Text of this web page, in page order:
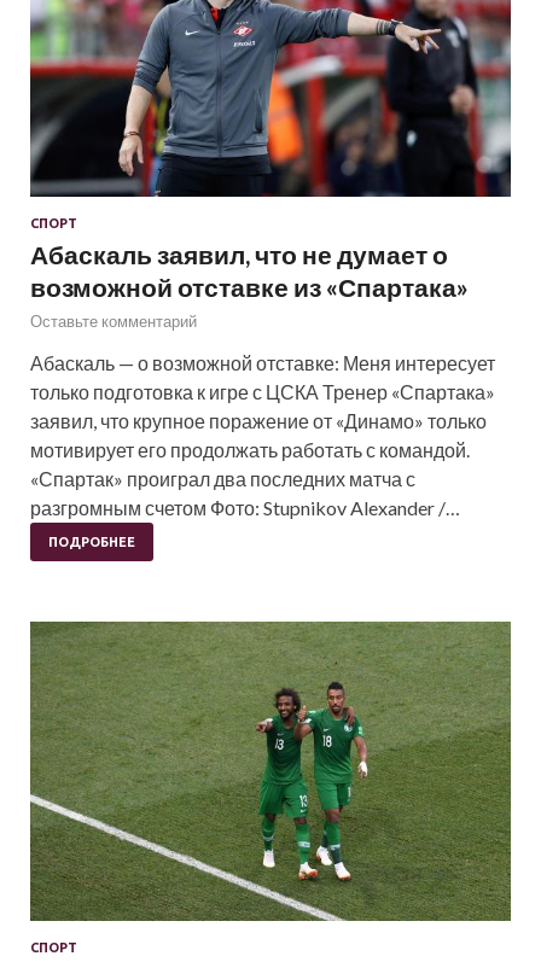
СПОРТ
Абаскаль заявил, что не думает о
возможной отставке из «Спартака»
Оставьте комментарий
Абаскаль — о возможной отставке: Меня интересует
только подготовка к игре с ЦСКА Тренер «Спартака»
заявил, что крупное поражение от «Динамо» только
мотивирует его продолжать работать с командой.
«Спартак» проиграл два последних матча с
разгромным счетом Фото: Stupnikov Alexander /…
ПОДРОБНЕЕ
СПОРТ